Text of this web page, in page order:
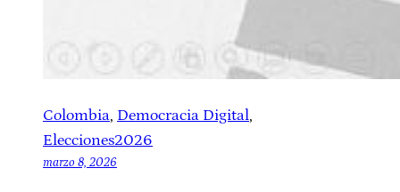
Colombia, Democracia Digital
Elecciones2026
marzo 8, 2026